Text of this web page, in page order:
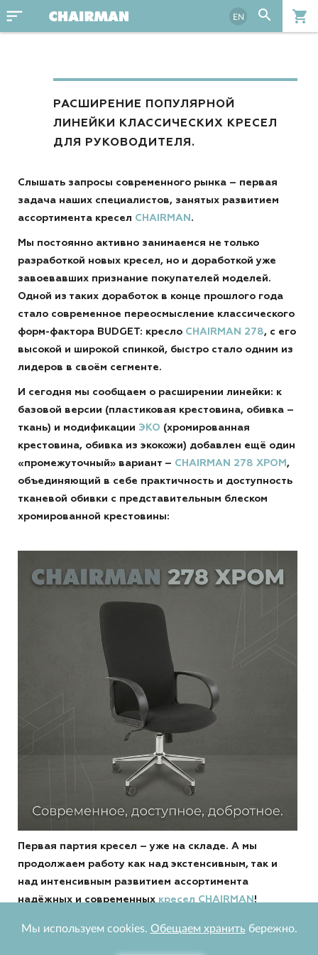
sort EN search shopping_cart
Слышать запросы современного рынка – первая
задача наших специалистов, занятых развитием
ассортимента кресел CHAIRMAN .
Мы постоянно активно занимаемся не только
разработкой новых кресел, но и доработкой уже
завоевавших признание покупателей моделей.
Одной из таких доработок в конце прошлого года
стало современное переосмысление классического
форм-фактора BUDGET: кресло CHAIRMAN 278, с его
высокой и широкой спинкой, быстро стало одним из
лидеров в своём сегменте.
И сегодня мы сообщаем о расширении линейки: к
базовой версии (пластиковая крестовина, обивка –
ткань) и модификации ЭКО (хромированная
крестовина, обивка из экокожи) добавлен ещё один
«промежуточный» вариант – CHAIRMAN 278 ХРОМ ,
объединяющий в себе практичность и доступность
тканевой обивки с представительным блеском
хромированной крестовины:
Первая партия кресел – уже на складе. А мы
продолжаем работу как над экстенсивным, так и
над интенсивным развитием ассортимента
надёжных и современных кресел CHAIRMAN !
РАСШИРЕНИЕ ПОПУЛЯРНОЙ
ЛИНЕЙКИ КЛАССИЧЕСКИХ КРЕСЕЛ
ДЛЯ РУКОВОДИТЕЛЯ.
Мы используем cookies. Обещаем хранить бережно.